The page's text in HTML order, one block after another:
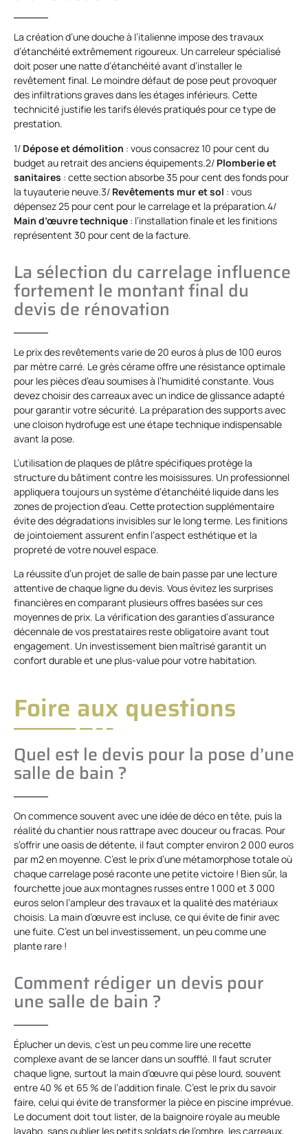
La création d’une douche à l’italienne impose des travaux
d’étanchéité extrêmement rigoureux. Un carreleur spécialisé
doit poser une natte d’étanchéité avant d’installer le
revêtement final. Le moindre défaut de pose peut provoquer
des infiltrations graves dans les étages inférieurs. Cette
technicité justifie les tarifs élevés pratiqués pour ce type de
prestation.
1/ Dépose et démolition : vous consacrez 10 pour cent du
budget au retrait des anciens équipements.2/ Plomberie et
sanitaires : cette section absorbe 35 pour cent des fonds pour
la tuyauterie neuve.3/ Revêtements mur et sol : vous
dépensez 25 pour cent pour le carrelage et la préparation.4/
Main d’œuvre technique : l’installation finale et les finitions
représentent 30 pour cent de la facture.
La sélection du carrelage influence
fortement le montant final du
devis de rénovation
Le prix des revêtements varie de 20 euros à plus de 100 euros
par mètre carré. Le grès cérame offre une résistance optimale
pour les pièces d’eau soumises à l’humidité constante. Vous
devez choisir des carreaux avec un indice de glissance adapté
pour garantir votre sécurité. La préparation des supports avec
une cloison hydrofuge est une étape technique indispensable
avant la pose.
L’utilisation de plaques de plâtre spécifiques protège la
structure du bâtiment contre les moisissures. Un professionnel
appliquera toujours un système d’étanchéité liquide dans les
zones de projection d’eau. Cette protection supplémentaire
évite des dégradations invisibles sur le long terme. Les finitions
de jointoiement assurent enfin l’aspect esthétique et la
propreté de votre nouvel espace.
La réussite d’un projet de salle de bain passe par une lecture
attentive de chaque ligne du devis. Vous évitez les surprises
financières en comparant plusieurs offres basées sur ces
moyennes de prix. La vérification des garanties d’assurance
décennale de vos prestataires reste obligatoire avant tout
engagement. Un investissement bien maîtrisé garantit un
confort durable et une plus-value pour votre habitation.
Foire aux questions
Quel est le devis pour la pose d’une
salle de bain ?
On commence souvent avec une idée de déco en tête, puis la
réalité du chantier nous rattrape avec douceur ou fracas. Pour
s’offrir une oasis de détente, il faut compter environ 2 000 euros
par m2 en moyenne. C’est le prix d’une métamorphose totale où
chaque carrelage posé raconte une petite victoire ! Bien sûr, la
fourchette joue aux montagnes russes entre 1 000 et 3 000
euros selon l’ampleur des travaux et la qualité des matériaux
choisis. La main d’œuvre est incluse, ce qui évite de finir avec
une fuite. C’est un bel investissement, un peu comme une
plante rare !
Comment rédiger un devis pour
une salle de bain ?
Éplucher un devis, c’est un peu comme lire une recette
complexe avant de se lancer dans un soufflé. Il faut scruter
chaque ligne, surtout la main d’œuvre qui pèse lourd, souvent
entre 40 % et 65 % de l’addition finale. C’est le prix du savoir
faire, celui qui évite de transformer la pièce en piscine imprévue.
Le document doit tout lister, de la baignoire royale au meuble
lavabo, sans oublier les petits soldats de l’ombre, les carreaux,